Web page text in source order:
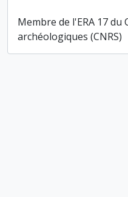
Membre de l'ERA 17 du
archéologiques (CNRS)